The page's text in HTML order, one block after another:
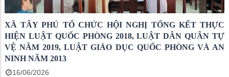
XÃ TÂY PHÚ TỔ CHỨC HỘI NGHỊ TỔNG KẾT THỰC
HIỆN LUẬT QUỐC PHÒNG 2018, LUẬT DÂN QUÂN TỰ
VỆ NĂM 2019, LUẬT GIÁO DỤC QUỐC PHÒNG VÀ AN
NINH NĂM 2013
16/06/2026